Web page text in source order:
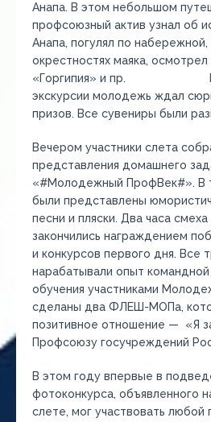
Анапа. В этом небольшом
профсоюзный актив узнал об
Анапа, погулял по
окрестностях маяка,
«Горгипия» и пр. По
экскурсии молодежь ждал
призов. Все сувениры были
Вечером участники слета
представления домашнего
«#Молодежный ПрофВек#». В
были представлены
песни и пляски. Два часа смеха
закончились награждением
и конкурсов первого дня. Все
нарабатывали опыт
обучения участниками
сделаны два ФЛЕШ-МОПа,
позитивное отношение — «Я
Профсоюзу госучреждений
В этом году впервые в
фотоконкурса, объявленного
слете, мог участвовать любой